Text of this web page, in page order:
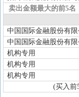
卖出金额最大的前5名
中国国际金融股份有
中国国际金融股份有
机构专用
机构专用
机构专用
(买入前